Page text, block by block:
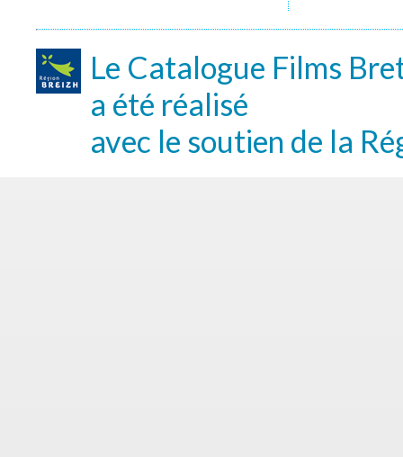
Le Catalogue Films
a été réalisé
avec le soutien de la